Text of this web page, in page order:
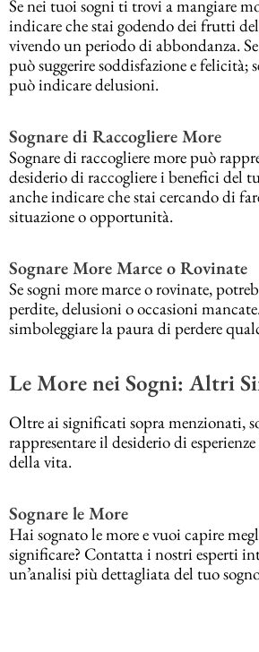
Se nei tuoi sogni ti trovi a mangiare
indicare che stai godendo dei frutti
vivendo un periodo di abbondanza.
può suggerire soddisfazione e felicità;
può indicare delusioni.
Sognare di Raccogliere More
Sognare di raccogliere more può
desiderio di raccogliere i benefici del
anche indicare che stai cercando di
situazione o opportunità.
Sognare More Marce o Rovinate
Se sogni more marce o rovinate,
perdite, delusioni o occasioni
simboleggiare la paura di perdere
Le More nei Sogni: Altri
Oltre ai significati sopra menzionati,
rappresentare il desiderio di
della vita.
Sognare le More
Hai sognato le more e vuoi capire
significare? Contatta i nostri esperti
un’analisi più dettagliata del tuo